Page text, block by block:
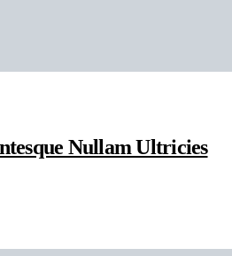
Nullam Ultricies